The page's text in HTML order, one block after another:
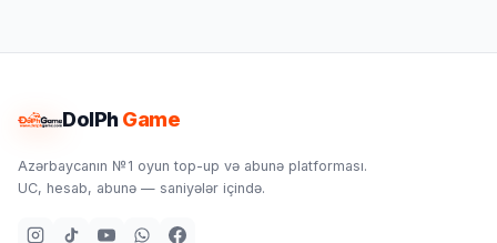
DolPhGame
Azərbaycanın №1 oyun top-up və abunə platforması.
UC, hesab, abunə — saniyələr içində.